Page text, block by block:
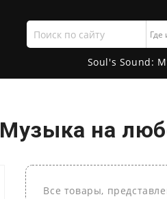
Поиск
по
сайту
Soul's Sound:
Музыка на
Все товары,